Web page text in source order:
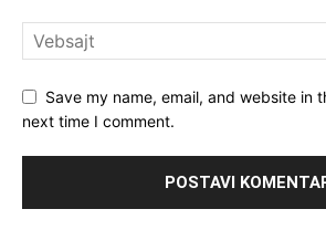
Save my name, email, and website in
next time I comment.